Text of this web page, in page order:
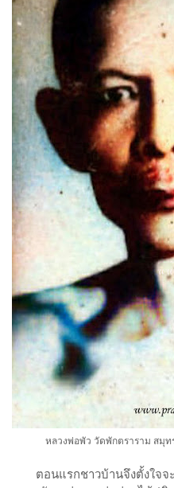
หลวงพ่อพัว วัดพักตราราม สมุท
ตอนแรกชาวบ้านจึงตั้งใจจ